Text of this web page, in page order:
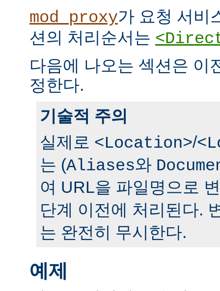
mod_proxy가 요청 서비
션의 처리순서는
다음에 나오는 섹션은 이
정한다.
기술적 주의
실제로 <Location>/
는 (Aliases와
여 URL을 파일명으로
단계 이전에 처리된다.
는 완전히 무시한다.
예제